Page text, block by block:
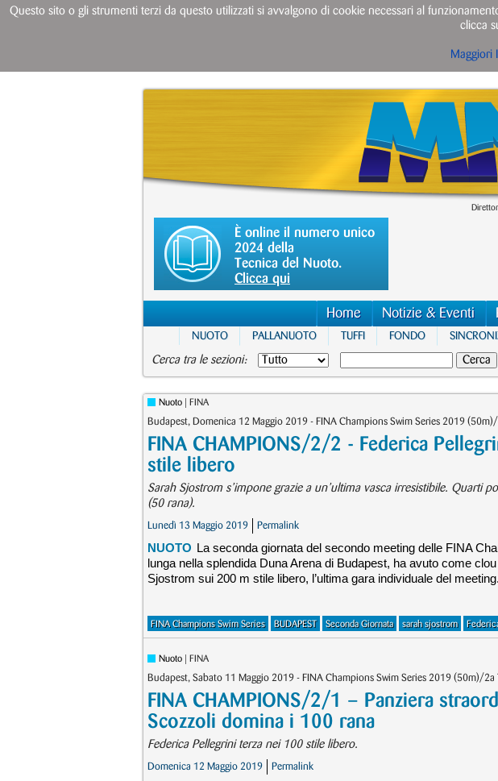
È online il numero unico
2024 della
Tecnica del Nuoto.
Clicca qui
Home Notizie & Eventi
NUOTO PALLANUOTO TUFFI FONDO
Cerca tra le sezioni:
Nuoto | FINA
Budapest, Domenica 12 Maggio 2019 - FINA Champions Swim Series 2019
FINA CHAMPIONS/2/2 - Federica
stile libero
Sarah Sjostrom s’impone grazie a un’ultima vasca irresistibile. Quarti
(50 rana).
Lunedì 13 Maggio 2019 Permalink
NUOTO La seconda giornata del secondo meeting delle FINA
lunga nella splendida Duna Arena di Budapest, ha avuto come
Sjostrom sui 200 m stile libero, l’ultima gara individuale del meeting.
FINA Champions Swim Series BUDAPEST Seconda Giornata sarah sjostrom
Nuoto | FINA
Budapest, Sabato 11 Maggio 2019 - FINA Champions Swim Series 2019 (50m)/2a
FINA CHAMPIONS/2/1 – Panziera
Scozzoli domina i 100 rana
Federica Pellegrini terza nei 100 stile libero.
Domenica 12 Maggio 2019 Permalink
Questo sito o gli strumenti terzi da questo utilizzati si avvalgono di cookie necessari al
clicca
Maggiori